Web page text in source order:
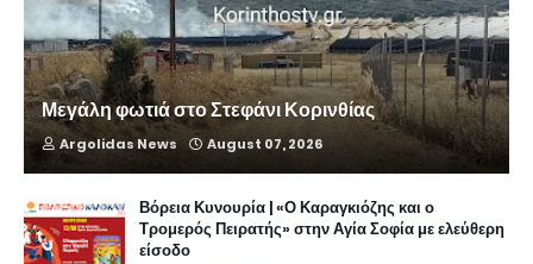
Μεγάλη φωτιά στο Στεφάνι Κορινθίας
Argolidas News August 07, 2026
Βόρεια Κυνουρία | «Ο Καραγκιόζης και ο
Τρομερός Πειρατής» στην Αγία Σοφία με ελεύθερη
είσοδο